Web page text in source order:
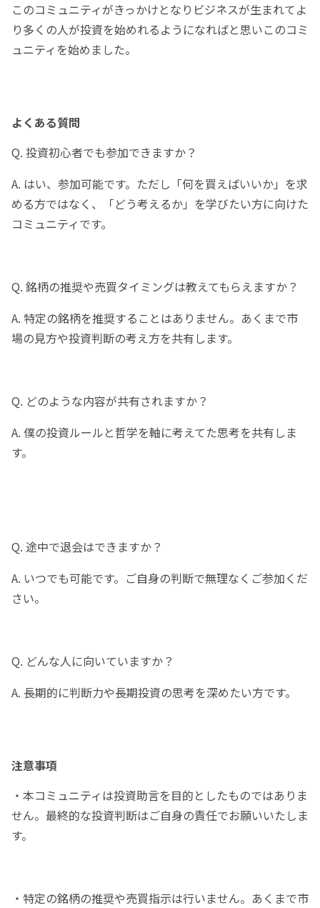
このコミュニティがきっかけとなりビジネスが生まれてよ
り多くの人が投資を始めれるようになればと思いこのコミ
ュニティを始めました。
よくある質問
Q. 投資初心者でも参加できますか？
A. はい、参加可能です。ただし「何を買えばいいか」を求
める方ではなく、「どう考えるか」を学びたい方に向けた
コミュニティです。
Q. 銘柄の推奨や売買タイミングは教えてもらえますか？
A. 特定の銘柄を推奨することはありません。あくまで市
場の見方や投資判断の考え方を共有します。
Q. どのような内容が共有されますか？
A. 僕の投資ルールと哲学を軸に考えてた思考を共有しま
す。
Q. 途中で退会はできますか？
A. いつでも可能です。ご自身の判断で無理なくご参加くだ
さい。
Q. どんな人に向いていますか？
A. 長期的に判断力や長期投資の思考を深めたい方です。
注意事項
・本コミュニティは投資助言を目的としたものではありま
せん。最終的な投資判断はご自身の責任でお願いいたしま
す。
・特定の銘柄の推奨や売買指示は行いません。あくまで市